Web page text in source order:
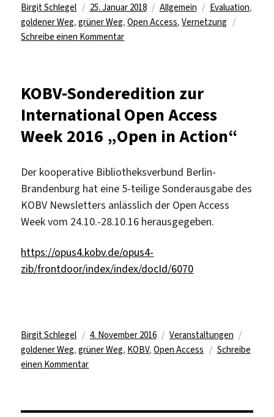
Autor
Birgit Schlegel
Veröffentlicht
am
25. Januar 2018 Kategorien
Allgemein Schlagwörter
Evaluation,
goldener Weg,grüner Weg,Open Access,Vernetzung
Schreibe einen Kommentarzu
verabschiedet
Open-
Access-
Strategie
KOBV-Sonderedition zur
International Open Access
Week 2016 „Open in Action“
Der kooperative Bibliotheksverbund Berlin-
Brandenburg hat eine 5-teilige Sonderausgabe des
KOBV Newsletters anlässlich der Open Access
Week vom 24.10.-28.10.16 herausgegeben.
https://opus4.kobv.de/opus4-
zib/frontdoor/index/index/docId/6070
Autor
Birgit Schlegel
Veröffentlicht
am
4. November 2016 Kategorien
Veranstaltungen
goldener Weg,grüner Weg, KOBV,Open Access
Schreibe
einen Kommentarzu
zur